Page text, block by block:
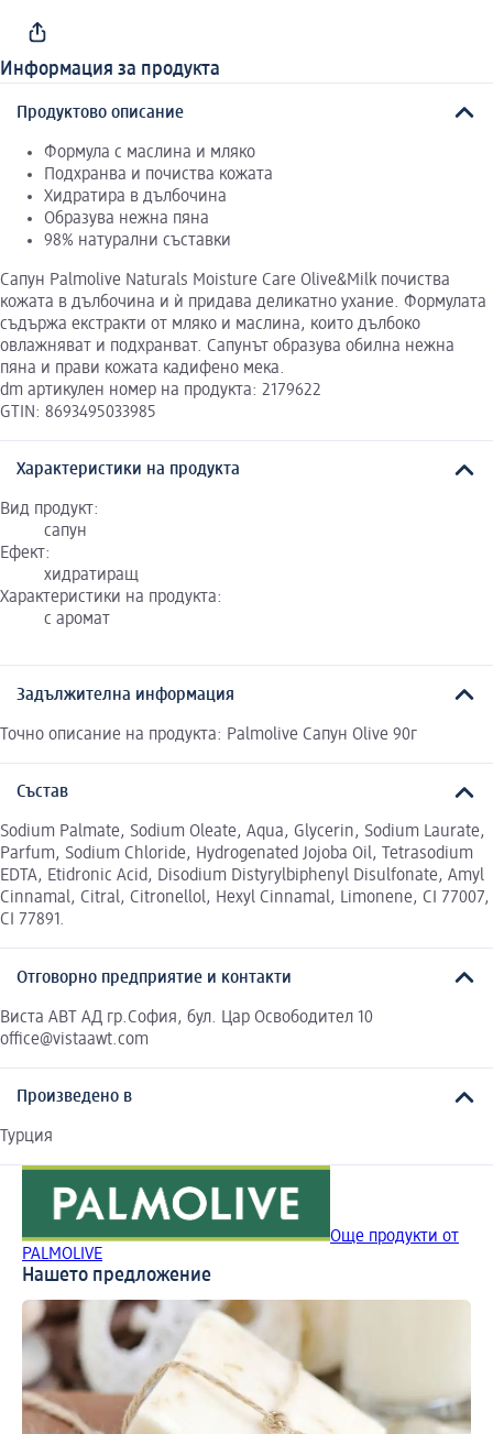
Информация за продукта
Продуктово описание
Формула с маслина и мляко
Подхранва и почиства кожата
Хидратира в дълбочина
Образува нежна пяна
98% натурални съставки
Сапун Palmolive Naturals Moisture Care Olive&Milk почиства
кожата в дълбочина и ѝ придава деликатно ухание. Формулата
съдържа екстракти от мляко и маслина, които дълбоко
овлажняват и подхранват. Сапунът образува обилна нежна
пяна и прави кожата кадифено мека.
dm артикулен номер на продукта: 2179622
GTIN: 8693495033985
Характеристики на продукта
Вид продукт:
сапун
Ефект:
хидратиращ
Характеристики на продукта:
с аромат
Задължителна информация
Точно описание на продукта: Palmolive Сапун Olive 90г
Състав
Sodium Palmate, Sodium Oleate, Aqua, Glycerin, Sodium Laurate,
Parfum, Sodium Chloride, Hydrogenated Jojoba Oil, Tetrasodium
EDTA, Etidronic Acid, Disodium Distyrylbiphenyl Disulfonate, Amyl
Cinnamal, Citral, Citronellol, Hexyl Cinnamal, Limonene, CI 77007,
CI 77891.
Отговорно предприятие и контакти
Виста АВТ АД гр.София, бул. Цар Освободител 10
office@vistaawt.com
Произведено в
Турция
Още продукти от
PALMOLIVE
Нашето предложение